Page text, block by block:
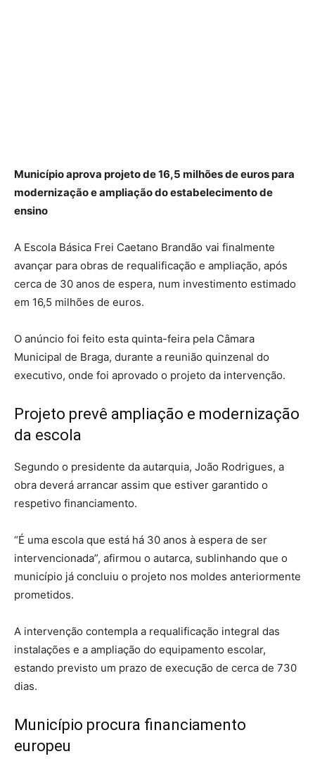
Município aprova projeto de 16,5 milhões de euros para
modernização e ampliação do estabelecimento de
ensino
A Escola Básica Frei Caetano Brandão vai finalmente
avançar para obras de requalificação e ampliação, após
cerca de 30 anos de espera, num investimento estimado
em 16,5 milhões de euros.
O anúncio foi feito esta quinta-feira pela Câmara
Municipal de Braga, durante a reunião quinzenal do
executivo, onde foi aprovado o projeto da intervenção.
Projeto prevê ampliação e modernização
da escola
Segundo o presidente da autarquia, João Rodrigues, a
obra deverá arrancar assim que estiver garantido o
respetivo financiamento.
“É uma escola que está há 30 anos à espera de ser
intervencionada”, afirmou o autarca, sublinhando que o
município já concluiu o projeto nos moldes anteriormente
prometidos.
A intervenção contempla a requalificação integral das
instalações e a ampliação do equipamento escolar,
estando previsto um prazo de execução de cerca de 730
dias.
Município procura financiamento
europeu